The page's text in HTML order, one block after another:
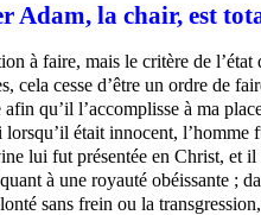
la chair, est
faire, mais le critère de l’état
cela cesse d’être un ordre de
qu’il l’accomplisse à ma
était innocent,
lui fut présentée en Christ, et
à une royauté obéissante ;
sans frein ou la